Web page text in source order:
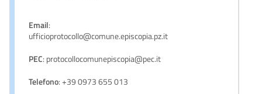
Email:
ufficioprotocollo@comune.episcopia.pz.it
PEC: protocollocomunepiscopia@pec.it
Telefono: +39 0973 655 013